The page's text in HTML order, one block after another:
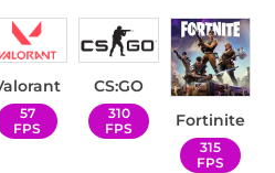
57
FPS
CS:GO
310
FPS
Fortinite
315
FPS